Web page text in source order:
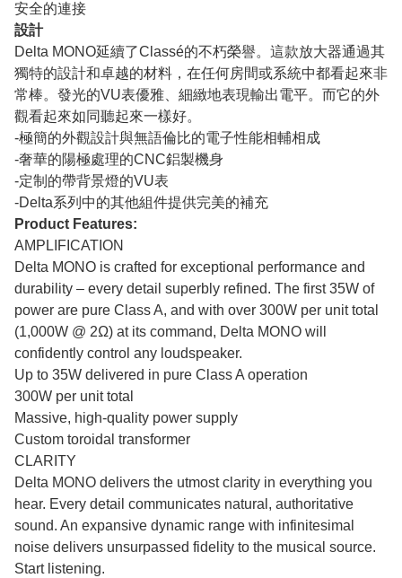
安全的連接
設計
Delta MONO延續了Classé的不朽榮譽。這款放大器通過其
獨特的設計和卓越的材料，在任何房間或系統中都看起來非
常棒。發光的VU表優雅、細緻地表現輸出電平。而它的外
觀看起來如同聽起來一樣好。
-極簡的外觀設計與無語倫比的電子性能相輔相成
-奢華的陽極處理的CNC鋁製機身
-定制的帶背景燈的VU表
-Delta系列中的其他組件提供完美的補充
Product Features:
AMPLIFICATION
Delta MONO is crafted for exceptional performance and
durability – every detail superbly refined. The first 35W of
power are pure Class A, and with over 300W per unit total
(1,000W @ 2Ω) at its command, Delta MONO will
confidently control any loudspeaker.
Up to 35W delivered in pure Class A operation
300W per unit total
Massive, high-quality power supply
Custom toroidal transformer
CLARITY
Delta MONO delivers the utmost clarity in everything you
hear. Every detail communicates natural, authoritative
sound. An expansive dynamic range with infinitesimal
noise delivers unsurpassed fidelity to the musical source.
Start listening.